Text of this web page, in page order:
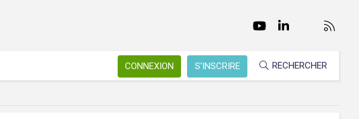
FacebookTwitter youtubeLinkedInNous
CONNEXION S'INSCRIRE RECHERCHER